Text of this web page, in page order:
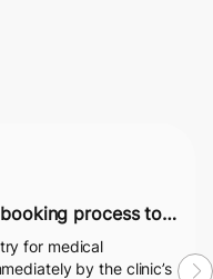
I was in good hands from the booking process to post-surgery.
for medical
by the clinic’s